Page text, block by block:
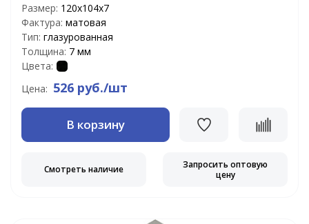
Размер: 120х104х7
Фактура: матовая
Тип: глазурованная
Толщина: 7 мм
Цвета:
Цена: 526 руб./шт
В корзину
Смотреть наличие
Запросить оптовую
цену